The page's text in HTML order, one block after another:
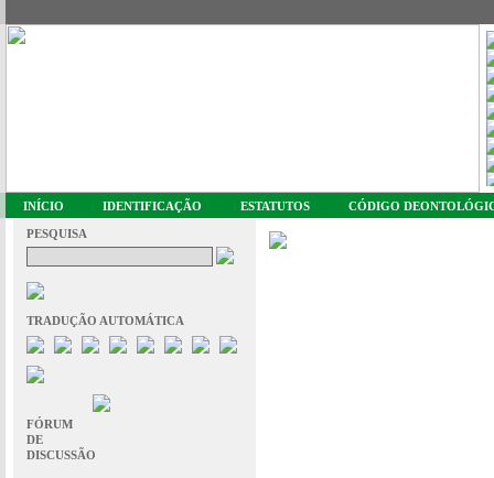
INÍCIO IDENTIFICAÇÃO ESTATUTOS CÓDIGO
PESQUISA
TRADUÇÃO AUTOMÁTICA
FÓRUM
DE
DISCUSSÃO